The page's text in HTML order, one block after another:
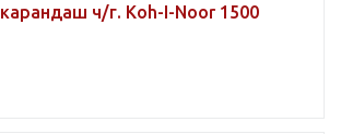
карандаш ч/г. Koh-I-Noor 1500